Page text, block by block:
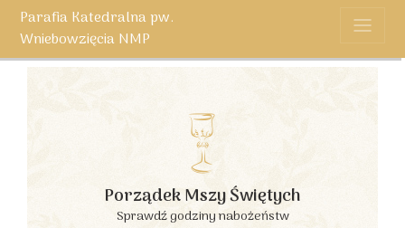
Parafia Katedralna pw.
Wniebowzięcia NMP
Porządek Mszy Świętych
Sprawdź godziny nabożeństw